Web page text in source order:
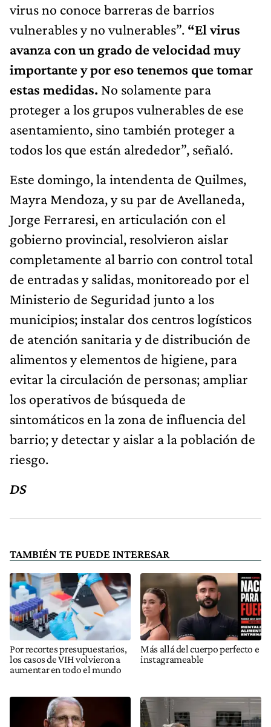
virus no conoce barreras de barrios
vulnerables y no vulnerables”. “El virus
avanza con un grado de velocidad muy
importante y por eso tenemos que tomar
estas medidas. No solamente para
proteger a los grupos vulnerables de ese
asentamiento, sino también proteger a
todos los que están alrededor”, señaló.
Este domingo, la intendenta de Quilmes,
Mayra Mendoza, y su par de Avellaneda,
Jorge Ferraresi, en articulación con el
gobierno provincial, resolvieron aislar
completamente al barrio con control total
de entradas y salidas, monitoreado por el
Ministerio de Seguridad junto a los
municipios; instalar dos centros logísticos
de atención sanitaria y de distribución de
alimentos y elementos de higiene, para
evitar la circulación de personas; ampliar
los operativos de búsqueda de
sintomáticos en la zona de influencia del
barrio; y detectar y aislar a la población de
riesgo.
DS
TAMBIÉN TE PUEDE INTERESAR
Por recortes presupuestarios,
los casos de VIH volvieron a
aumentar en todo el mundo
Más allá del cuerpo perfecto e
instagrameable